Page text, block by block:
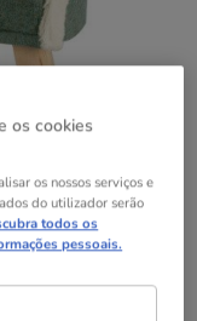
Guia de tamanhos
os cookies
os nossos serviços e
do utilizador serão
todos os
pessoais.